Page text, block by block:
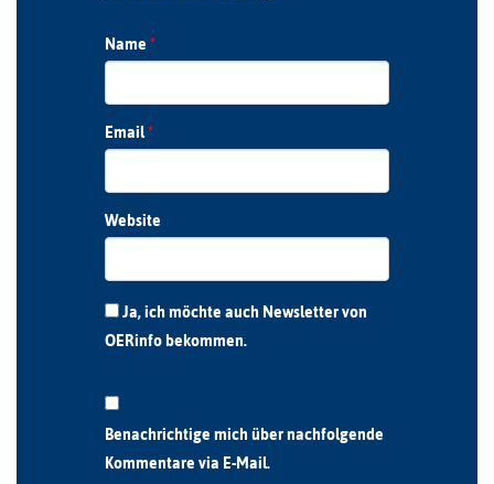
Name *
Email*
Website
Ja, ich möchte auch Newsletter von
OERinfo bekommen.
Benachrichtige mich über nachfolgende
Kommentare via E-Mail.